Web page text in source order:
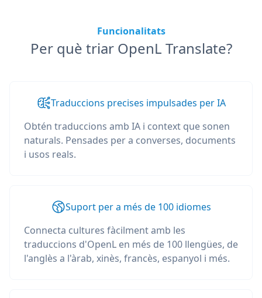
Funcionalitats
Per què triar OpenL Translate?
Traduccions precises impulsades per IA
Obtén traduccions amb IA i context que sonen
naturals. Pensades per a converses, documents
i usos reals.
Suport per a més de 100 idiomes
Connecta cultures fàcilment amb les
traduccions d'OpenL en més de 100 llengües, de
l'anglès a l'àrab, xinès, francès, espanyol i més.